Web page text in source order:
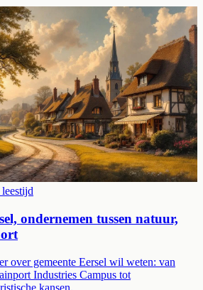
ondernemen tussen natuur,
over gemeente Eersel wil weten: van
Industries Campus tot
kansen.